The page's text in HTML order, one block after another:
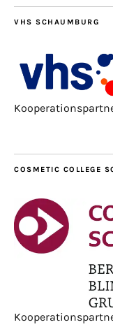
VHS SCHAUMBURG
COSMETIC COLLEGE